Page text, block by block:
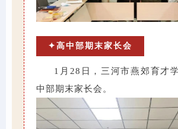
✦高中部期末家长会
1月28日，三河市燕郊育才
中部期末家长会。